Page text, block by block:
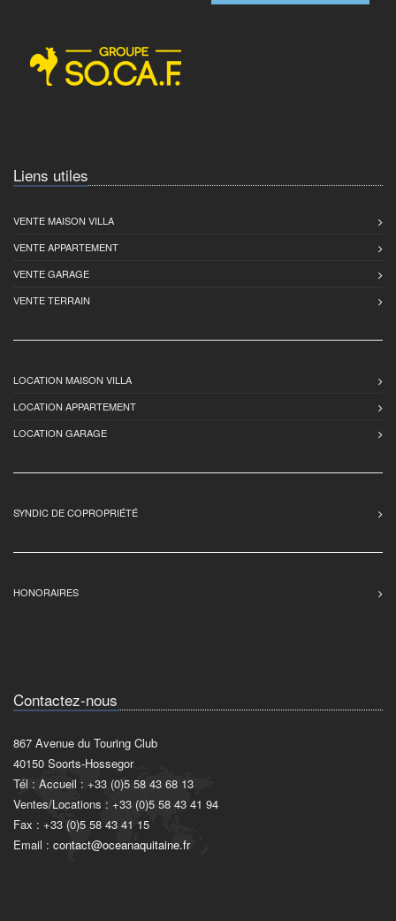
Liens utiles
VENTE MAISON VILLA
VENTE APPARTEMENT
VENTE GARAGE
VENTE TERRAIN
LOCATION MAISON VILLA
LOCATION APPARTEMENT
LOCATION GARAGE
SYNDIC DE COPROPRIÉTÉ
HONORAIRES
Contactez-nous
867 Avenue du Touring Club
40150 Soorts-Hossegor
Tél : Accueil : +33 (0)5 58 43 68 13
Ventes/Locations : +33 (0)5 58 43 41 94
Fax : +33 (0)5 58 43 41 15
Email : contact@oceanaquitaine.fr